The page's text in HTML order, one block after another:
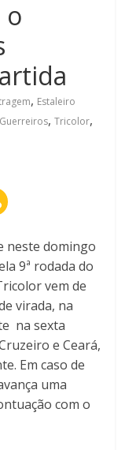
o
, Estaleiro
,Tricolor,
neste domingo
9ª rodada do
vem de
virada, na
na sexta
e Ceará,
Em caso de
uma
com o